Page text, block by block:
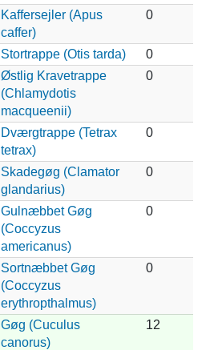
Kaffersejler (Apus
caffer)
0
Stortrappe (Otis tarda)
0
Østlig Kravetrappe
(Chlamydotis
macqueenii)
0
Dværgtrappe (Tetrax
tetrax)
0
Skadegøg (Clamator
glandarius)
0
Gulnæbbet Gøg
(Coccyzus
americanus)
0
Sortnæbbet Gøg
(Coccyzus
erythropthalmus)
0
Gøg (Cuculus
canorus)
12